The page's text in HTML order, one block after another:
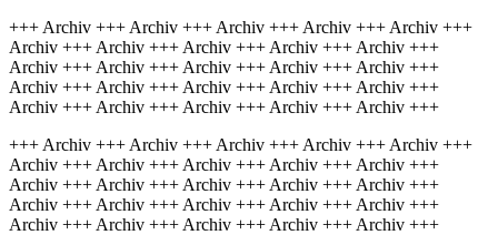
+++ Archiv +++ Archiv +++ Archiv +++ Archiv +++ Archiv +++
Archiv +++ Archiv +++ Archiv +++ Archiv +++ Archiv +++
Archiv +++ Archiv +++ Archiv +++ Archiv +++ Archiv +++
Archiv +++ Archiv +++ Archiv +++ Archiv +++ Archiv +++
Archiv +++ Archiv +++ Archiv +++ Archiv +++ Archiv +++
+++ Archiv +++ Archiv +++ Archiv +++ Archiv +++ Archiv +++
Archiv +++ Archiv +++ Archiv +++ Archiv +++ Archiv +++
Archiv +++ Archiv +++ Archiv +++ Archiv +++ Archiv +++
Archiv +++ Archiv +++ Archiv +++ Archiv +++ Archiv +++
Archiv +++ Archiv +++ Archiv +++ Archiv +++ Archiv +++